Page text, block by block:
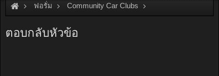
ฟอรั่ม Community Car Clubs
ตอบกลับหัวข้อ